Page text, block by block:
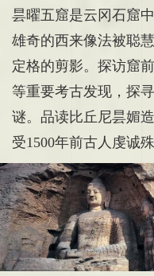
昙曜五窟是云冈石窟
雄奇的西来像法被聪
定格的剪影。探访窟
等重要考古发现，探
谜。品读比丘尼昙媚
受1500年前古人虔诚